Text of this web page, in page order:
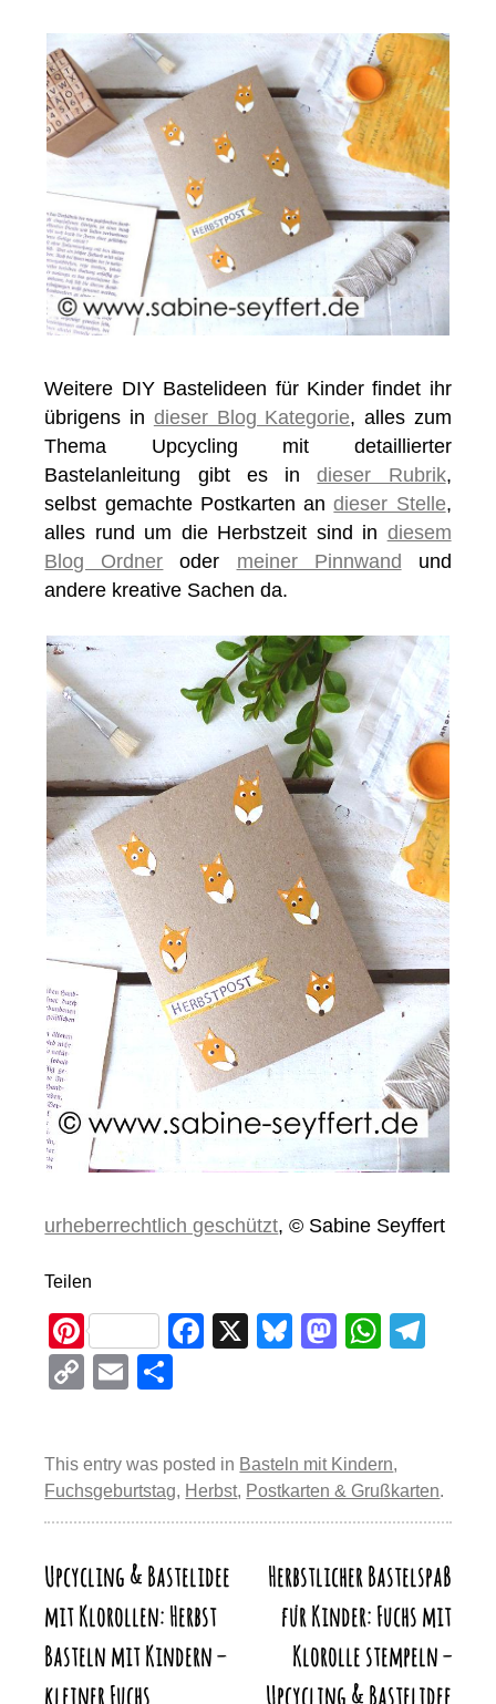
Weitere DIY Bastelideen für Kinder findet ihr
übrigens in dieser Blog Kategorie, alles zum
Thema Upcycling mit detaillierter
Bastelanleitung gibt es indieser Rubrik,
selbst gemachte Postkarten andieser Stelle,
alles rund um die Herbstzeit sind in diesem
Blog Ordner oder meiner Pinnwand und
andere kreative Sachen da.
urheberrechtlich geschützt, © Sabine Seyffert
Teilen
Pi
nt
er
st
F
b
o
k
X
Bl
y
M
d
o
W
A
p
m
C
y
Li
k
E
n
This entry was posted in Basteln mit Kindern,
Fuchsgeburtstag, Herbst, Postkarten & Grußkarten.
Beitragsnavigation
Upcycling & Bastelidee
mit Klorollen: Herbst
Basteln mit Kindern –
kleiner Fuchs
Herbstlicher Bastelspaß
für Kinder: Fuchs mit
Klorolle stempeln –
Upcycling & Bastelidee